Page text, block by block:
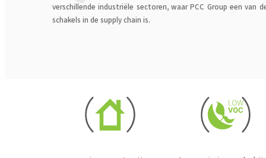
verschillende industriële sectoren, waar PCC Group een van
schakels in de supply chain is.